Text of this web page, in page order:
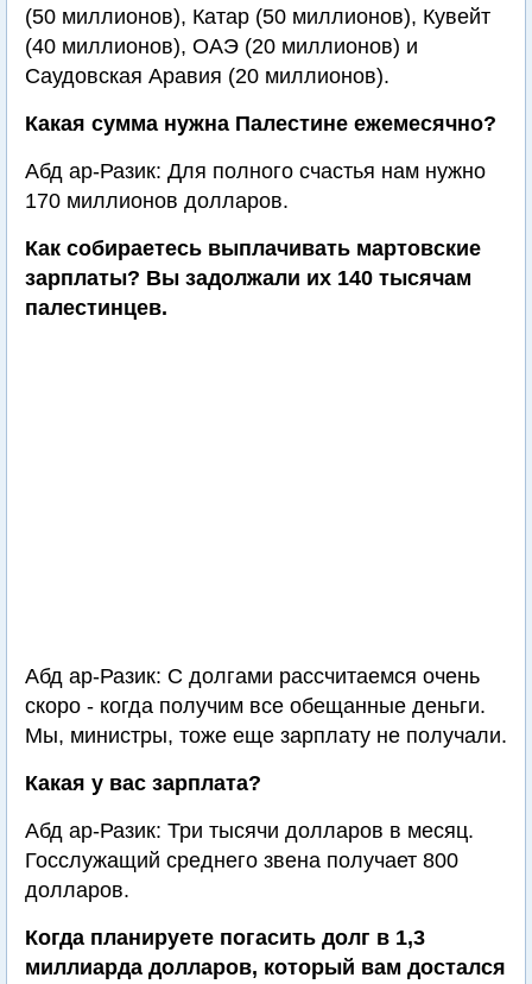
(50 миллионов), Катар (50 миллионов), Кувейт
(40 миллионов), ОАЭ (20 миллионов) и
Саудовская Аравия (20 миллионов).
Какая сумма нужна Палестине ежемесячно?
Абд ар-Разик: Для полного счастья нам нужно
170 миллионов долларов.
Как собираетесь выплачивать мартовские
зарплаты? Вы задолжали их 140 тысячам
палестинцев.
Абд ар-Разик: С долгами рассчитаемся очень
скоро - когда получим все обещанные деньги.
Мы, министры, тоже еще зарплату не получали.
Какая у вас зарплата?
Абд ар-Разик: Три тысячи долларов в месяц.
Госслужащий среднего звена получает 800
долларов.
Когда планируете погасить долг в 1,3
миллиарда долларов, который вам достался